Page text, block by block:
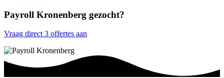
Payroll Kronenberg gezocht?
Vraag direct 3 offertes aan